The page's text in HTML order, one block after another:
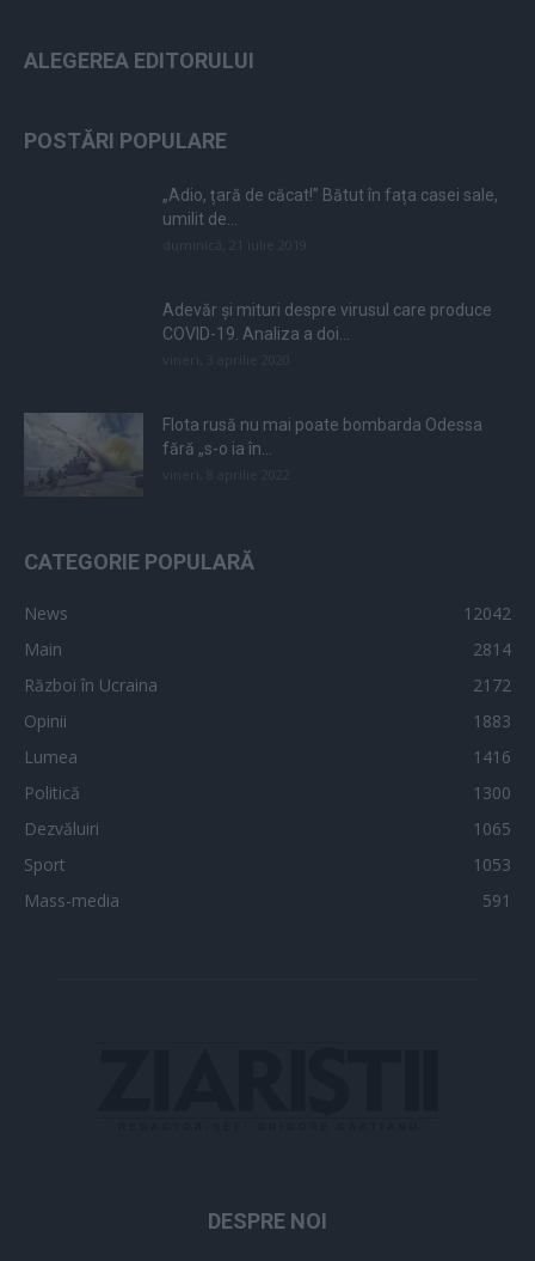
ALEGEREA EDITORULUI
POSTĂRI POPULARE
„Adio, țară de căcat!” Bătut în fața casei sale,
umilit de...
Adevăr și mituri despre virusul care produce
COVID-19. Analiza a doi...
Flota rusă nu mai poate bombarda Odessa
fără „s-o ia în...
CATEGORIE POPULARĂ
News
12042
Main
2814
Război în Ucraina
2172
Opinii
1883
Lumea
1416
Politică
1300
Dezvăluiri
1065
Sport
1053
Mass-media
591
DESPRE NOI